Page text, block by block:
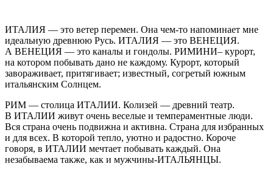
ИТАЛИЯ — это ветер перемен. Она чем-то напоминает мне
идеальную древнюю Русь. ИТАЛИЯ — это ВЕНЕЦИЯ.
А ВЕНЕЦИЯ — это каналы и гондолы. РИМИНИ– курорт,
на котором побывать дано не каждому. Курорт, который
завораживает, притягивает; известный, согретый южным
итальянским Солнцем.
РИМ — столица ИТАЛИИ. Колизей — древний театр.
В ИТАЛИИ живут очень веселые и темпераментные люди.
Вся страна очень подвижна и активна. Страна для избранных
и для всех. В которой тепло, уютно и радостно. Короче
говоря, в ИТАЛИИ мечтает побывать каждый. Она
незабываема также, как и мужчины-ИТАЛЬЯНЦЫ.